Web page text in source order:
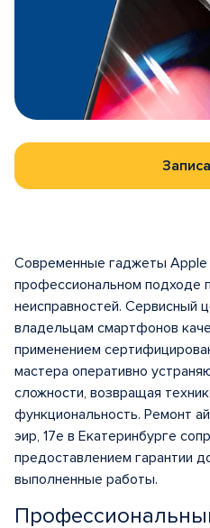
Современные гаджеты Apple
профессиональном подходе
неисправностей. Сервисный
владельцам смартфонов
применением
мастера оперативно
сложности, возвращая
функциональность. Ремонт
эир, 17е в Екатеринбурге
предоставлением гарантии
выполненные работы.